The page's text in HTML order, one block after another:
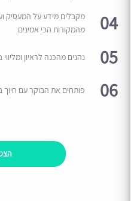
04
מקבלים מידע על המעסיק
מהמקורות הכי אמינים
05 נהנים מהכנה לראיון
06 פותחים את הבוקר עם